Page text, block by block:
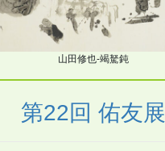
山田修也-竭駑鈍
第22回 佑友展